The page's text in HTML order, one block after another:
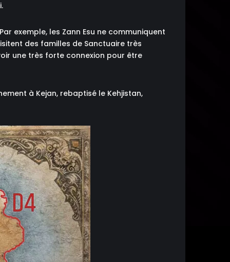
exemple, les Zann Esu ne communiquent
des familles de Sanctuaire très
une très forte connexion pour être
à Kejan, rebaptisé le Kehjistan,